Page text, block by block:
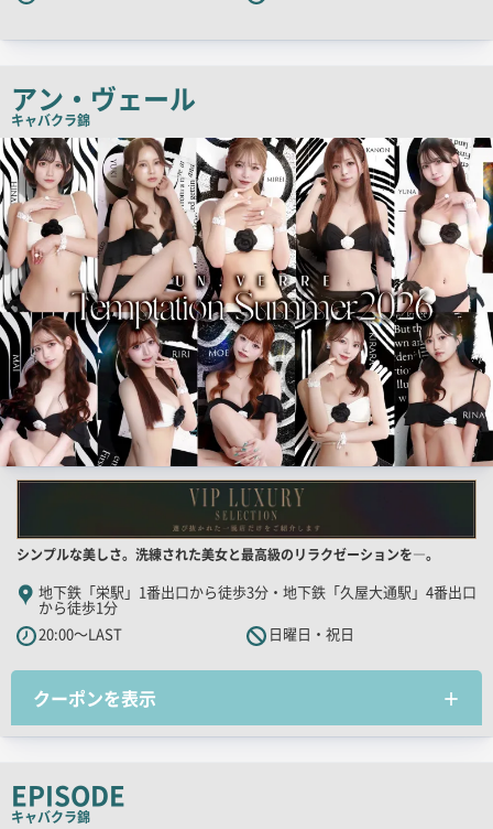
コ
ピ
ー
アン・ヴェール
キャバクラ錦
検
索
結
果
一
覧
用
画
像
店
舗
PR
キ
コ
ー
シンプルな美しさ。洗練された美女と最高級のリラクゼーションを―。
地下鉄「栄駅」1番出口から徒歩3分・地下鉄「久屋大通駅」4番出口
から徒歩1分
20:00～LAST
日曜日・祝日
クーポンを表示
EPISODE
キャバクラ錦